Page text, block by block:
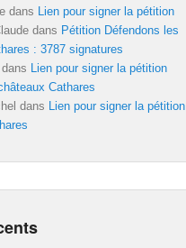
dans
Lien pour signer la pétition
dans Pétition Défendons les
: 3787 signatures
dans
Lien pour signer la pétition
Cathares
dans
Lien pour signer la pétition